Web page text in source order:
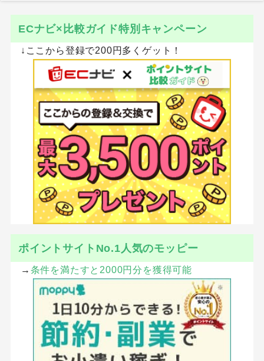
ECナビ×比較ガイド特別キャンペーン
↓ここから登録で200円多くゲット！
ポイントサイトNo.1人気のモッピー
→ 条件を満たすと2000円分を獲得可能